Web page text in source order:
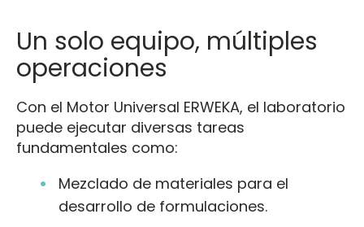
Un solo equipo, múltiples
operaciones
Con el Motor Universal ERWEKA, el laboratorio
puede ejecutar diversas tareas
fundamentales como:
Mezclado de materiales para el
desarrollo de formulaciones.